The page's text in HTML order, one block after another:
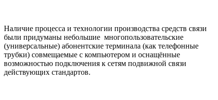
Наличие процесса и технологии производства средств связи
были придуманы небольшие многопользовательские
(универсальные) абонентские терминала (как телефонные
трубки) совмещаемые с компьютером и оснащённые
возможностью подключения к сетям подвижной связи
действующих стандартов.